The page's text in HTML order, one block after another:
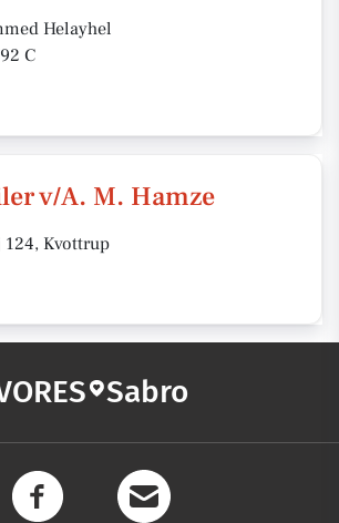
Helayhel
C
v/A. M. Hamze
124, Kvottrup
Sabro